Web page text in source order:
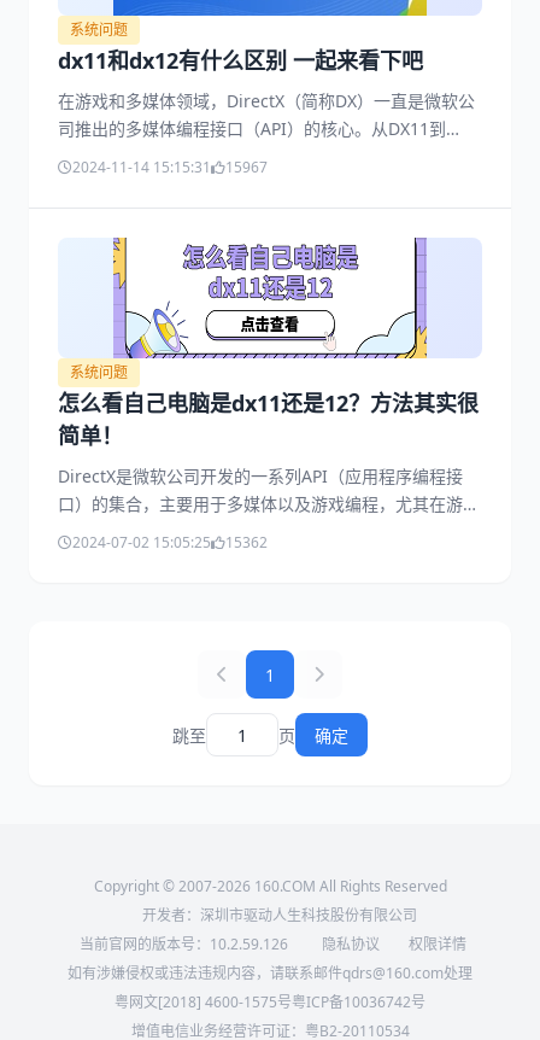
系统问题
dx11和dx12有什么区别 一起来看下吧
在游戏和多媒体领域，DirectX（简称DX）一直是微软公
司推出的多媒体编程接口（API）的核心。从DX11到
DX12，这些版本不仅带来了图形和声音效果的提升，还
底有哪些区别呢？让我们一起来看看吧~
2024-11-14 15:15:31 15967
系统问题
怎么看自己电脑是dx11还是12？方法其实很
简单！
DirectX是微软公司开发的一系列API（应用程序编程接
口）的集合，主要用于多媒体以及游戏编程，尤其在游戏
领域，DirectX提供了高效的图形、音频处理能力。本文
2024-07-02 15:05:25 15362
1
跳至 页 确定
Copyright © 2007-2026 160.COM All Rights Reserved
开发者：深圳市驱动人生科技股份有限公司
当前官网的版本号： 10.2.59.126 隐私协议
权限详情
如有涉嫌侵权或违法违规内容，请联系邮件qdrs@160.com处理
粤网文[2018] 4600-1575号粤ICP备10036742号
增值电信业务经营许可证：粤B2-20110534